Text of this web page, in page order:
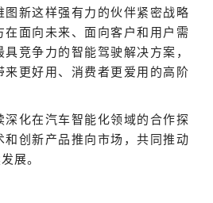
图新这样强有力的伙伴紧密战略
在面向未来、面向客户和用户需
竞争力的智能驾驶解决方案，
来更好用、消费者更爱用的高阶
深化在汽车智能化领域的合作探
和创新产品推向市场，共同推动
展。